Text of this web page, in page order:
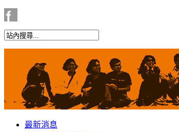
最新消息